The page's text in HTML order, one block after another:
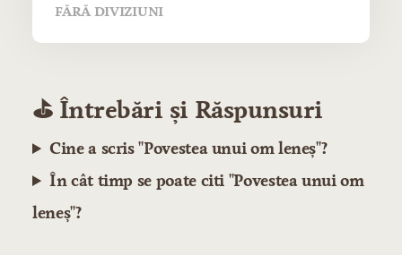
FĂRĂ DIVIZIUNI
⛳️ Întrebări și Răspunsuri
Cine a scris "Povestea unui om leneş"?
În cât timp se poate citi "Povestea unui om
leneş"?